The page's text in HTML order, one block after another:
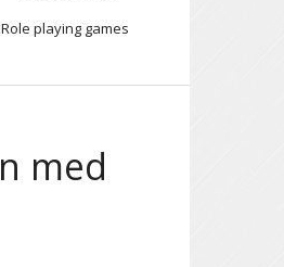
Role playing games
med